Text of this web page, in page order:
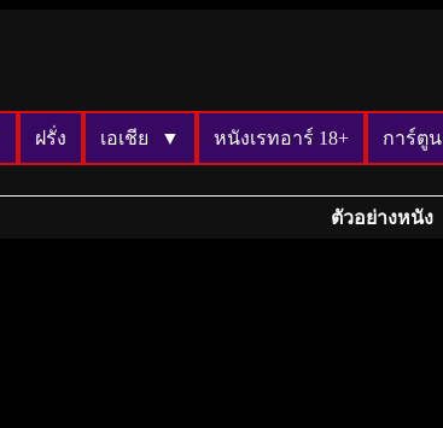
ฝรั่ง เอเชีย หนังเรทอาร์ 18+ การ์ตูน
ตัวอย่างหนัง